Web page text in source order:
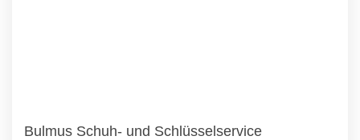
Bulmus Schuh- und Schlüsselservice